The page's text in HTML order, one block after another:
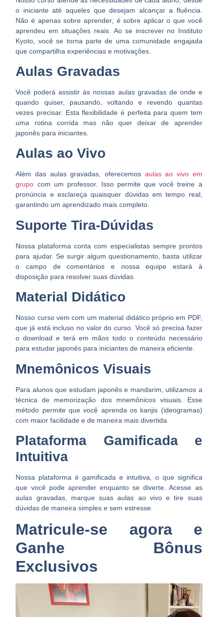
o iniciante até aqueles que desejam alcançar a fluência.
Não é apenas sobre aprender; é sobre aplicar o que você
aprendeu em situações reais. Ao se inscrever no Instituto
Kyoto, você se torna parte de uma comunidade engajada
que compartilha experiências e motivações.
Aulas Gravadas
Você poderá assistir às nossas aulas gravadas de onde e
quando quiser, pausando, voltando e revendo quantas
vezes precisar. Esta flexibilidade é perfeita para quem tem
uma rotina corrida mas não quer deixar de aprender
japonês para iniciantes.
Aulas ao Vivo
Além das aulas gravadas, oferecemos aulas ao vivo em
grupo com um professor. Isso permite que você treine a
pronúncia e esclareça quaisquer dúvidas em tempo real,
garantindo um aprendizado mais completo.
Suporte Tira-Dúvidas
Nossa plataforma conta com especialistas sempre prontos
para ajudar. Se surgir algum questionamento, basta utilizar
o campo de comentários e nossa equipe estará à
disposição para resolver suas dúvidas.
Material Didático
Nosso curso vem com um material didático próprio em PDF,
que já está incluso no valor do curso. Você só precisa fazer
o download e terá em mãos todo o conteúdo necessário
para estudar japonês para iniciantes de maneira eficiente.
Mnemônicos Visuais
Para alunos que estudam japonês e mandarim, utilizamos a
técnica de memorização dos mnemônicos visuais. Esse
método permite que você aprenda os kanjis (ideogramas)
com maior facilidade e de maneira mais divertida.
Plataforma Gamificada e
Intuitiva
Nossa plataforma é gamificada e intuitiva, o que significa
que você pode aprender enquanto se diverte. Acesse as
aulas gravadas, marque suas aulas ao vivo e tire suas
dúvidas de maneira simples e sem estresse.
Matricule-se agora e
Ganhe Bônus
Exclusivos